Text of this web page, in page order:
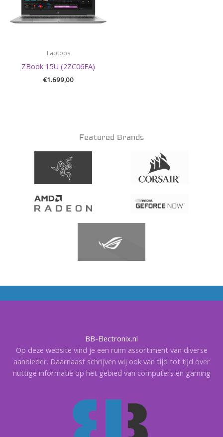
Laptops
ZBook 15U (2ZC06EA)
€1.699,00
Featured Brands
BB-Electronix.nl
Op deze website vind je een ruim assortiment van diverse
aanbieder. Daarnaast schrijven wij ook van tijd tot tijd over
nuttige informatie op het gebied van computers en gaming